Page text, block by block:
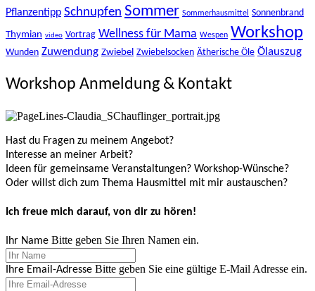
Pflanzentipp Schnupfen Sommer Sommerhausmittel Sonnenbrand
Thymian video Vortrag Wellness für Mama Wespen Workshop
Wunden Zuwendung Zwiebel Zwiebelsocken Ätherische Öle Ölauszug
Workshop Anmeldung & Kontakt
Hast du Fragen zu meinem Angebot?
Interesse an meiner Arbeit?
Ideen für gemeinsame Veranstaltungen? Workshop-Wünsche?
Oder willst dich zum Thema Hausmittel mit mir austauschen?
Ich freue mich darauf, von dir zu hören!
Ihr Name Bitte geben Sie Ihren Namen ein.
Ihre Email-Adresse Bitte geben Sie eine gültige E-Mail Adresse ein.